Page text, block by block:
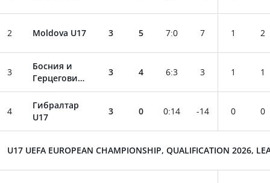
2 Moldova U17 3 5 7:0 7 1 2
3
Босния и
Герцеговина
U17
3 4 6:3 3 1 1
4
Гибралтар
U17
3 0 0:14 -14 0 0
U17 UEFA EUROPEAN CHAMPIONSHIP, QUALIFICATION 2026,